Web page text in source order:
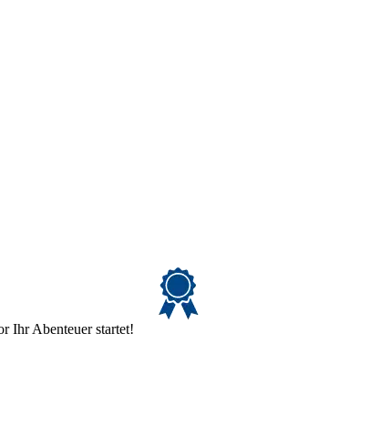
Ihr Abenteuer startet!